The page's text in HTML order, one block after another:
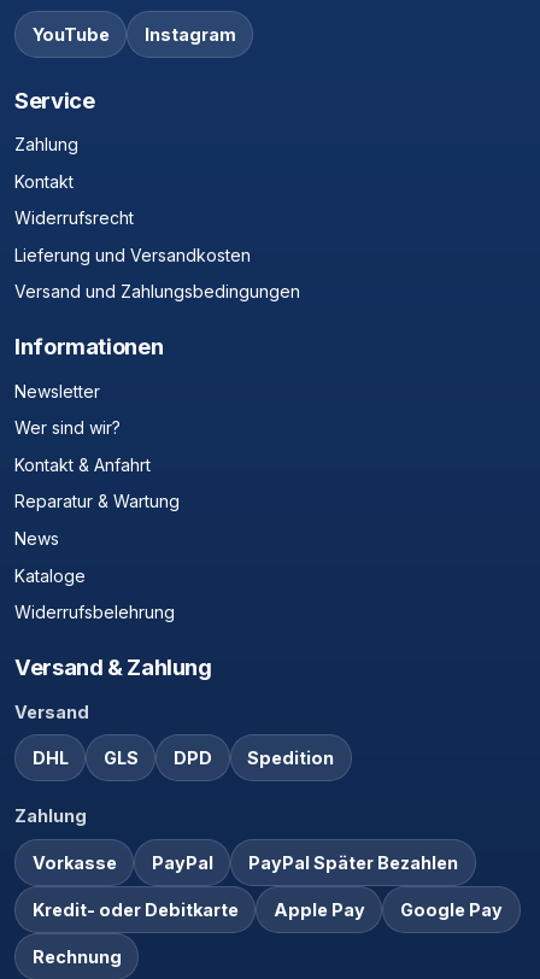
YouTube Instagram
Service
Zahlung
Kontakt
Widerrufsrecht
Lieferung und Versandkosten
Versand und Zahlungsbedingungen
Informationen
Newsletter
Wer sind wir?
Kontakt & Anfahrt
Reparatur & Wartung
News
Kataloge
Widerrufsbelehrung
Versand & Zahlung
Versand
DHL GLS DPD Spedition
Zahlung
Vorkasse PayPal PayPal Später Bezahlen
Kredit- oder Debitkarte Apple Pay Google Pay
Rechnung